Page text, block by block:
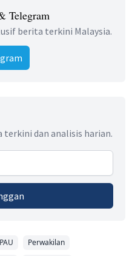
Telegram
berita terkini Malaysia.
terkini dan analisis harian.
PAU
Perwakilan